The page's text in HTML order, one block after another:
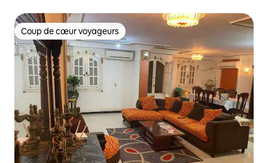
Coup de cœur voyageurs
Coup de cœur voyageurs